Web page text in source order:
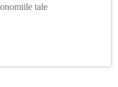
tale